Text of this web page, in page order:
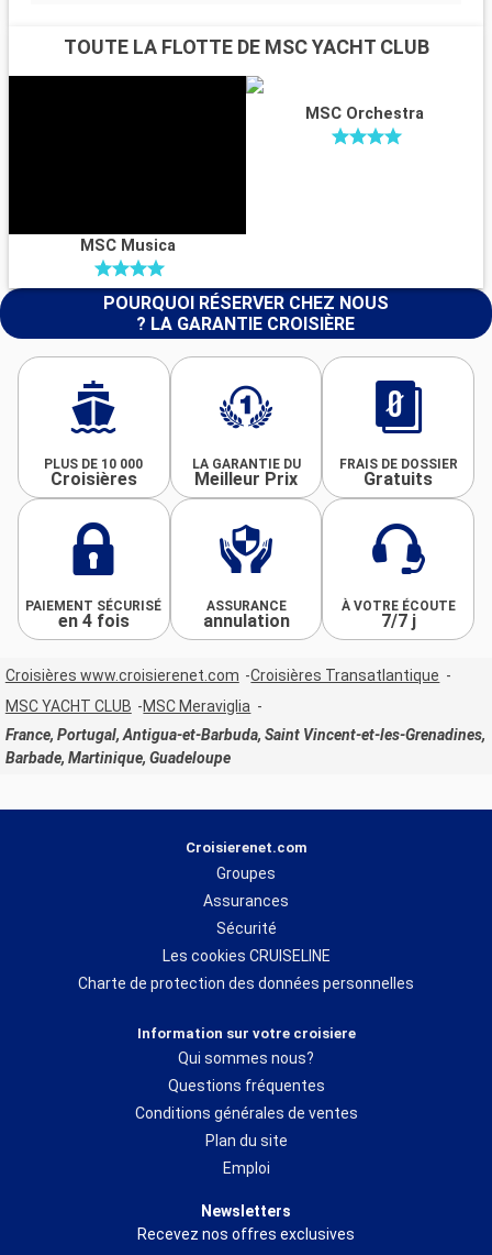
TOUTE LA FLOTTE DE MSC YACHT CLUB
MSC Musica
MSC Orchestra
POURQUOI RÉSERVER CHEZ NOUS
? LA GARANTIE CROISIÈRE
PLUS DE 10 000
Croisières
LA GARANTIE DU
Meilleur Prix
FRAIS DE DOSSIER
Gratuits
PAIEMENT SÉCURISÉ
en 4 fois
ASSURANCE
annulation
À VOTRE ÉCOUTE
7/7 j
Croisières www.croisierenet.com
Croisières Transatlantique
MSC YACHT CLUB
MSC Meraviglia
France, Portugal, Antigua-et-Barbuda, Saint Vincent-et-les-Grenadines,
Barbade, Martinique, Guadeloupe
Croisierenet.com
Groupes
Assurances
Sécurité
Les cookies CRUISELINE
Charte de protection des données personnelles
Information sur votre croisiere
Qui sommes nous?
Questions fréquentes
Conditions générales de ventes
Plan du site
Emploi
Newsletters
Recevez nos offres exclusives